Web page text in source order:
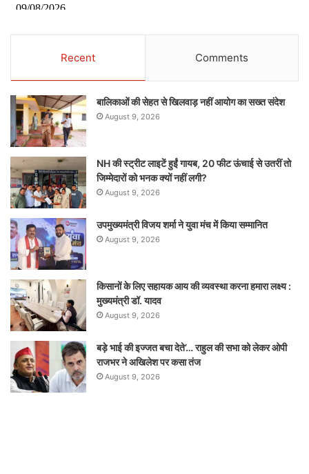
Recent Comments
बालिकाओं की सेहत से खिलवाड़ नहीं आयोग का सख्त संदेश
August 9, 2026
NH की स्ट्रीट लाइटें हुईं गायब, 20 फीट ऊंचाई से उतरीं तो
जिम्मेदारों को भनक क्यों नहीं लगी?
August 9, 2026
उपमुख्यमंत्री विजय शर्मा ने युवा मंच में किया सम्मानित
August 9, 2026
किसानों के लिए सहायक आय की व्यवस्था करना हमारा लक्ष्य :
मुख्यमंत्री डॉ. यादव
August 9, 2026
बड़े भाई की इज्जत बचा देते’… राहुल की सभा को लेकर ओपी
राजभर ने अखिलेश पर कसा तंज
August 9, 2026